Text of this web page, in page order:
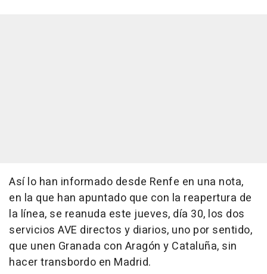
Así lo han informado desde Renfe en una nota,
en la que han apuntado que con la reapertura de
la línea, se reanuda este jueves, día 30, los dos
servicios AVE directos y diarios, uno por sentido,
que unen Granada con Aragón y Cataluña, sin
hacer transbordo en Madrid.